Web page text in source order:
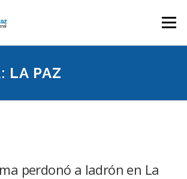
Menú
LA PAZ
perdonó a ladrón en La